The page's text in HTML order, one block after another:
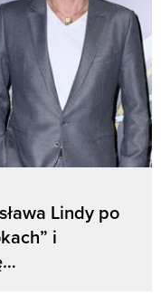
Lindy po
i